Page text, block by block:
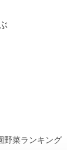
野菜ランキング